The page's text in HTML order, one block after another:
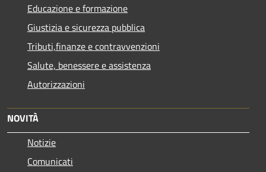
Educazione e formazione
Giustizia e sicurezza pubblica
Tributi,finanze e contravvenzioni
Salute, benessere e assistenza
Autorizzazioni
NOVITÀ
Notizie
Comunicati